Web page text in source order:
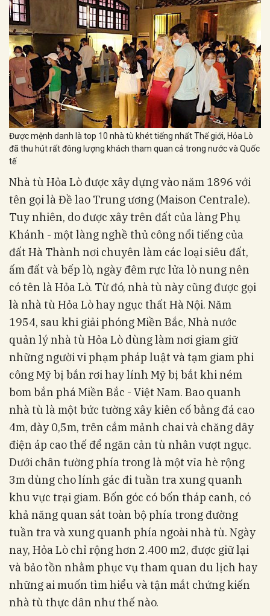
Được mệnh danh là top 10 nhà tù khét tiếng nhất Thế giới, Hỏa Lò
đã thu hút rất đông lượng khách tham quan cả trong nước và Quốc
tế
Nhà tù Hỏa Lò được xây dựng vào năm 1896 với
tên gọi là Đề lao Trung ương (Maison Centrale).
Tuy nhiên, do được xây trên đất của làng Phụ
Khánh - một làng nghề thủ công nổi tiếng của
đất Hà Thành nơi chuyên làm các loại siêu đất,
ấm đất và bếp lò, ngày đêm rực lửa lò nung nên
có tên là Hỏa Lò. Từ đó, nhà tù này cũng được gọi
là nhà tù Hỏa Lò hay ngục thất Hà Nội. Năm
1954, sau khi giải phóng Miền Bắc, Nhà nước
quản lý nhà tù Hỏa Lò dùng làm nơi giam giữ
những người vi phạm pháp luật và tạm giam phi
công Mỹ bị bắn rơi hay lính Mỹ bị bắt khi ném
bom bắn phá Miền Bắc - Việt Nam. Bao quanh
nhà tù là một bức tường xây kiên cố bằng đá cao
4m, dày 0,5m, trên cắm mảnh chai và chăng dây
điện áp cao thế để ngăn cản tù nhân vượt ngục.
Dưới chân tường phía trong là một vỉa hè rộng
3m dùng cho lính gác đi tuần tra xung quanh
khu vực trại giam. Bốn góc có bốn tháp canh, có
khả năng quan sát toàn bộ phía trong đường
tuần tra và xung quanh phía ngoài nhà tù. Ngày
nay, Hỏa Lò chỉ rộng hơn 2.400 m2, được giữ lại
và bảo tồn nhằm phục vụ tham quan du lịch hay
những ai muốn tìm hiểu và tận mắt chứng kiến
nhà tù thực dân như thế nào.